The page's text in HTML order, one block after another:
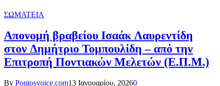
ΣΩΜΑΤΕΙΑ
Απονομή βραβείου Ισαάκ Λαυρεντίδη
στον Δημήτριο Τομπουλίδη – από την
Επιτροπή Ποντιακών Μελετών (Ε.Π.Μ.)
By Pontosvoice.com13 Ιανουαρίου, 20260